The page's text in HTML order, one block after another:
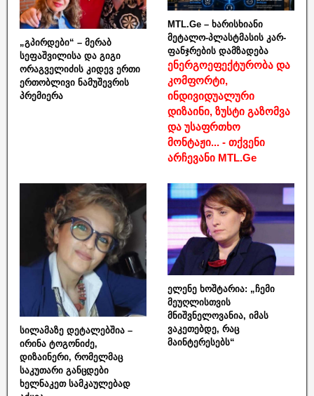
„გპირდები“ – მერაბ
სეფაშვილისა და გიგი
ორაგველიძის კიდევ ერთი
ერთობლივი ნამუშევრის
პრემიერა
MTL.Ge – ხარისხიანი
მეტალო-პლასტმასის კარ-
ფანჯრების დამზადება
ენერგოეფექტურობა და
კომფორტი,
ინდივიდუალური
დიზაინი, ზუსტი გაზომვა
და უსაფრთხო
მონტაჟი... - თქვენი
არჩევანი MTL.Ge
სილამაზე დეტალებშია –
ირინა ტოგონიძე,
დიზაინერი, რომელმაც
საკუთარი განცდები
ხელნაკეთ სამკაულებად
ელენე ხოშტარია: „ჩემი
მეუღლისთვის
მნიშვნელოვანია, იმას
ვაკეთებდე, რაც
მაინტერესებს“